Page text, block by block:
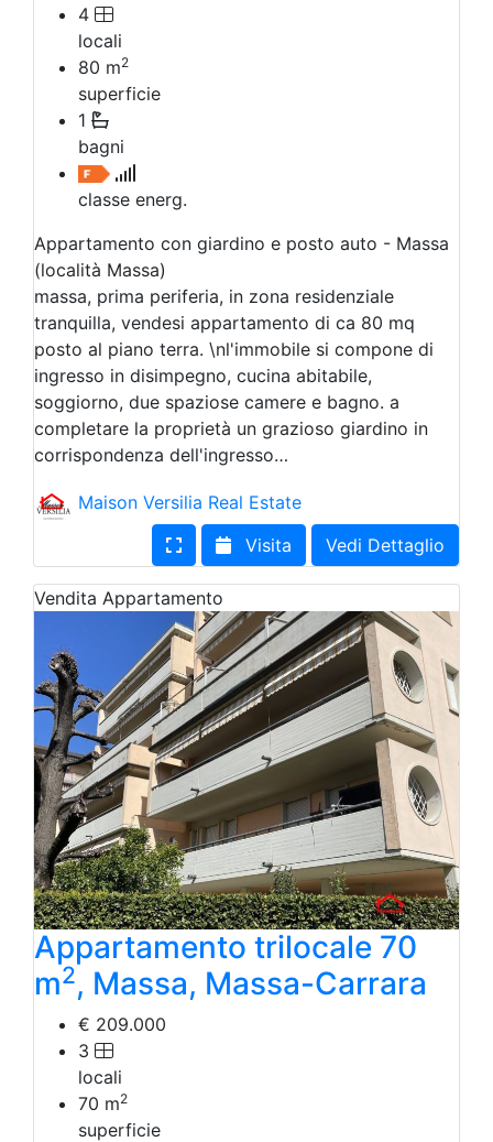
4
locali
80 m2
superficie
1
bagni
classe energ.
Appartamento con giardino e posto auto - Massa
(località Massa)
massa, prima periferia, in zona residenziale
tranquilla, vendesi appartamento di ca 80 mq
posto al piano terra. \nl'immobile si compone di
ingresso in disimpegno, cucina abitabile,
soggiorno, due spaziose camere e bagno. a
completare la proprietà un grazioso giardino in
corrispondenza dell'ingresso…
Maison Versilia Real Estate
Visita
Vedi Dettaglio
Vendita Appartamento
Appartamento trilocale 70
m2, Massa, Massa-Carrara
€ 209.000
3
locali
70 m2
superficie